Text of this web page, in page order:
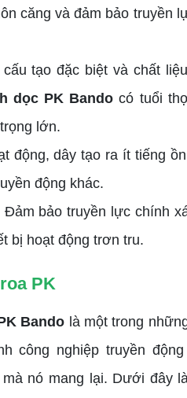
căng và đảm bảo truyền
tạo đặc biệt và chất
dọc PK Bando có tuổi
lớn.
động, dây tạo ra ít tiếng
động khác.
bảo truyền lực chính
bị hoạt động trơn tru.
PK
Bando là một trong
công nghiệp truyền
nó mang lại. Dưới đây